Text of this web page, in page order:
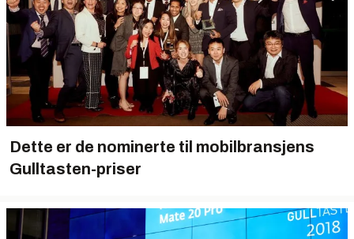
Dette er de nominerte til mobilbransjens
Gulltasten-priser